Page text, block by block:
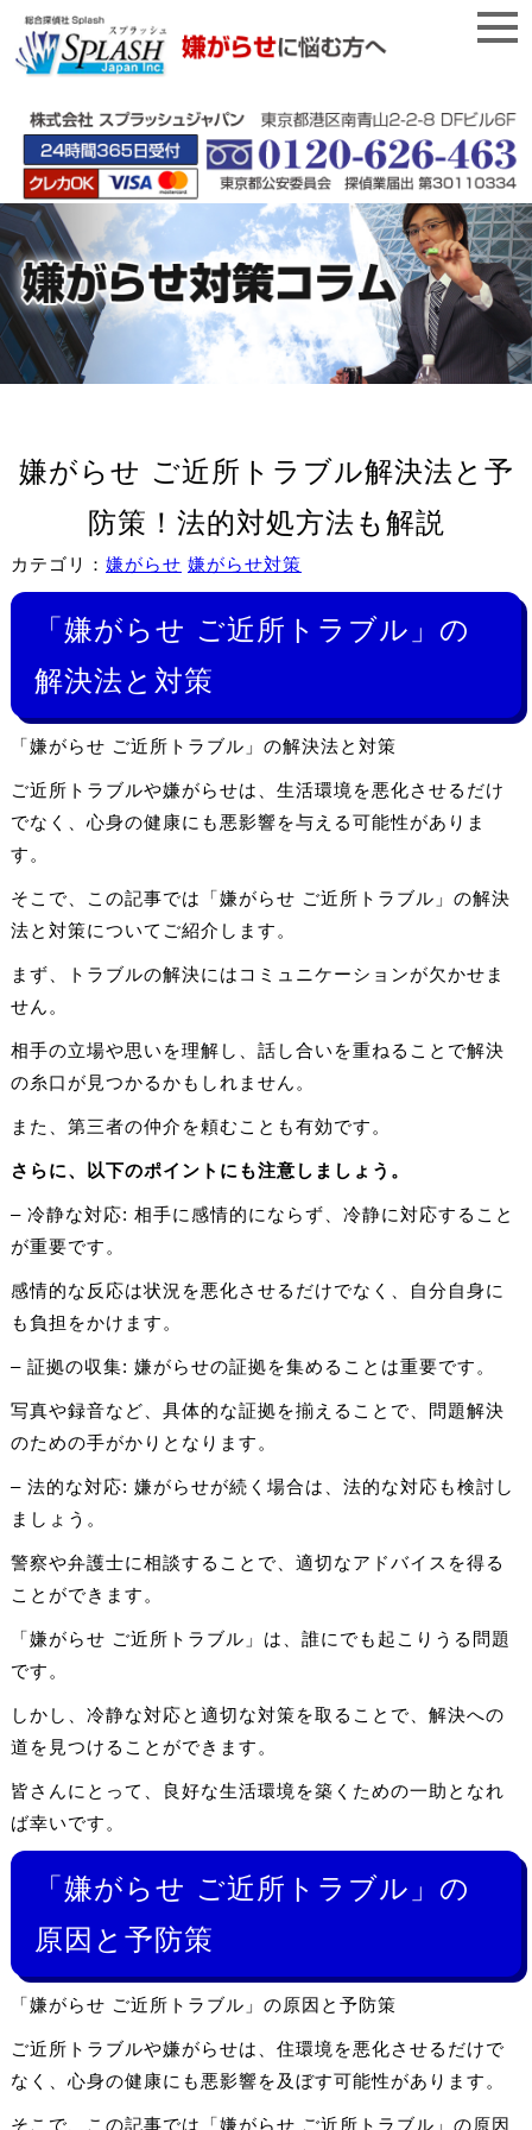
嫌がらせ ご近所トラブル解決法と予
防策！法的対処方法も解説
カテゴリ： 嫌がらせ 嫌がらせ対策
「嫌がらせ ご近所トラブル」の
解決法と対策
「嫌がらせ ご近所トラブル」の解決法と対策
ご近所トラブルや嫌がらせは、生活環境を悪化させるだけ
でなく、心身の健康にも悪影響を与える可能性がありま
す。
そこで、この記事では「嫌がらせ ご近所トラブル」の解決
法と対策についてご紹介します。
まず、トラブルの解決にはコミュニケーションが欠かせま
せん。
相手の立場や思いを理解し、話し合いを重ねることで解決
の糸口が見つかるかもしれません。
また、第三者の仲介を頼むことも有効です。
さらに、以下のポイントにも注意しましょう。
– 冷静な対応: 相手に感情的にならず、冷静に対応すること
が重要です。
感情的な反応は状況を悪化させるだけでなく、自分自身に
も負担をかけます。
– 証拠の収集: 嫌がらせの証拠を集めることは重要です。
写真や録音など、具体的な証拠を揃えることで、問題解決
のための手がかりとなります。
– 法的な対応: 嫌がらせが続く場合は、法的な対応も検討し
ましょう。
警察や弁護士に相談することで、適切なアドバイスを得る
ことができます。
「嫌がらせ ご近所トラブル」は、誰にでも起こりうる問題
です。
しかし、冷静な対応と適切な対策を取ることで、解決への
道を見つけることができます。
皆さんにとって、良好な生活環境を築くための一助となれ
ば幸いです。
「嫌がらせ ご近所トラブル」の
原因と予防策
「嫌がらせ ご近所トラブル」の原因と予防策
ご近所トラブルや嫌がらせは、住環境を悪化させるだけで
なく、心身の健康にも悪影響を及ぼす可能性があります。
そこで、この記事では「嫌がらせ ご近所トラブル」の原因